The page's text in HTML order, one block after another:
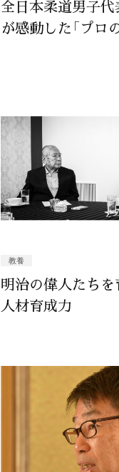
全日本柔道男子
が感動した「プロ
教養
明治の偉人たち
人材育成力